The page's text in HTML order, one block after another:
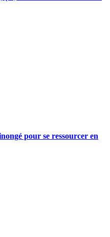
pour se ressourcer en